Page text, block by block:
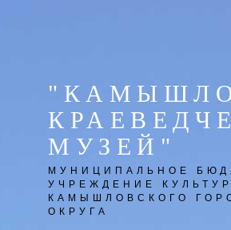
МУЗЕЙ"
МУНИЦИПАЛЬНОЕ
УЧРЕЖДЕНИЕ
КАМЫШЛОВСКОГО
ОКРУГА